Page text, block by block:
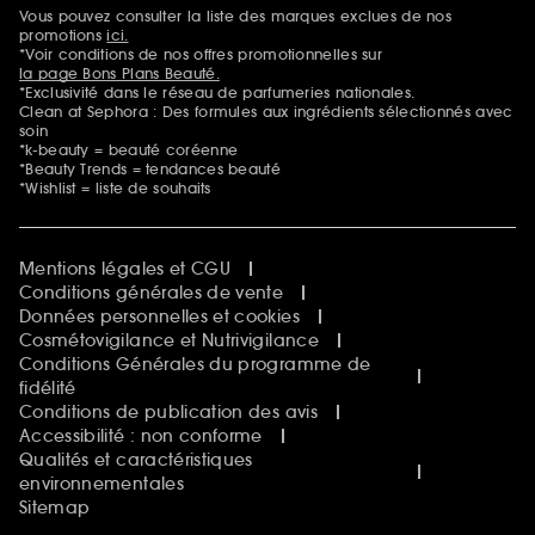
Sephora Beautiful Club
Clean at Sephora
Idées & Inspirations Beauté
Mentions additionnelles
Vous pouvez consulter la liste des marques exclues de nos
promotionsici.
*Voir conditions de nos offres promotionnelles sur
la page Bons Plans Beauté.
*Exclusivité dans le réseau de parfumeries nationales.
Clean at Sephora : Des formules aux ingrédients sélectionnés avec
soin
*k-beauty = beauté coréenne
*Beauty Trends = tendances beauté
*Wishlist = liste de souhaits
Mentions légales et CGU
Conditions générales de vente
Données personnelles et cookies
Cosmétovigilance et Nutrivigilance
Conditions Générales du programme de
fidélité
Conditions de publication des avis
Accessibilité : non conforme
Qualités et caractéristiques
environnementales
Sitemap